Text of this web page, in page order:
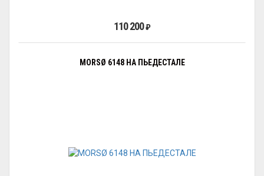
110 200₽
MORSØ 6148 НА ПЬЕДЕСТАЛЕ